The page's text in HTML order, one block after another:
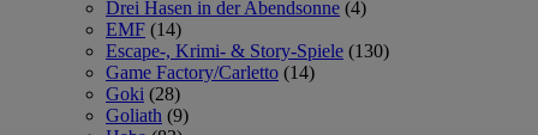
Drei Hasen in der Abendsonne (4)
EMF (14)
Escape-, Krimi- & Story-Spiele (130)
Game Factory/Carletto (14)
Goki (28)
Goliath (9)